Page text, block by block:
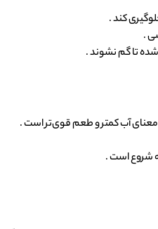
کند .
تا گم نشوند .